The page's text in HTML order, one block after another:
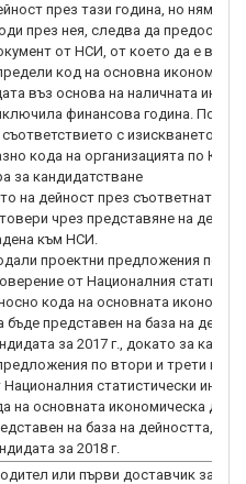
през тази година, но нямат
през нея, следва да
от НСИ, от което да е
код на основна
въз основа на наличната
финансова година. По
с изискването се
кода на организацията по КИД,
за кандидатстване
на дейност през съответната
чрез представяне на
към НСИ.
проектни предложения по
от Националния
кода на основната
бъде представен на база на
за 2017 г., докато за
по втори и трети
статистически
на основната икономическа
на база на дейността,
за 2018 г.
или първи доставчик за